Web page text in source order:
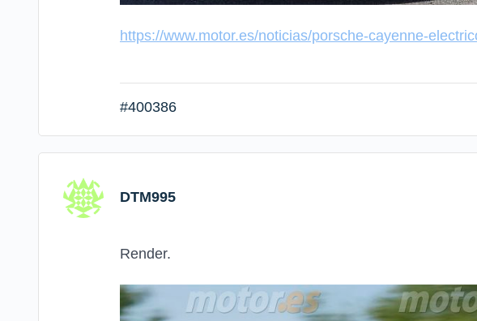
https://www.motor.es/noticias/porsche-cayenne-
#400386
DTM995
Render.